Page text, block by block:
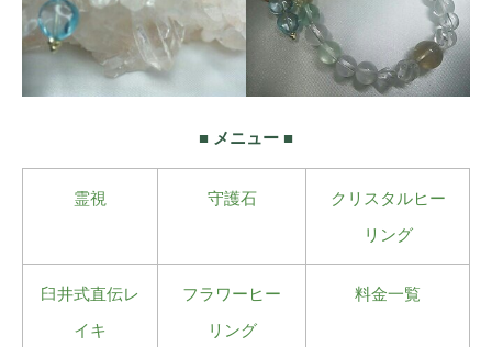
■ メニュー ■
霊視 守護石
クリスタルヒー
リング
臼井式直伝レ
イキ
フラワーヒー
リング
料金一覧